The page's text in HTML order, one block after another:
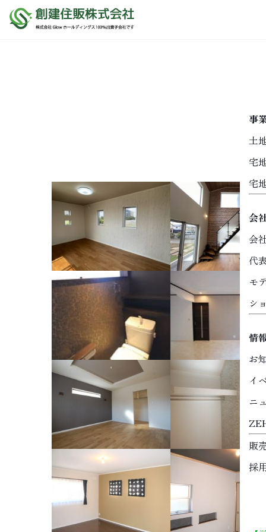
事
土
宅
宅
会
会
代
モ
シ
情
お
イ
ニ
販
採